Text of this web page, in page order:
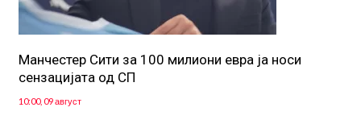
Манчестер Сити за 100 милиони евра ја носи
сензацијата од СП
10:00, 09 август